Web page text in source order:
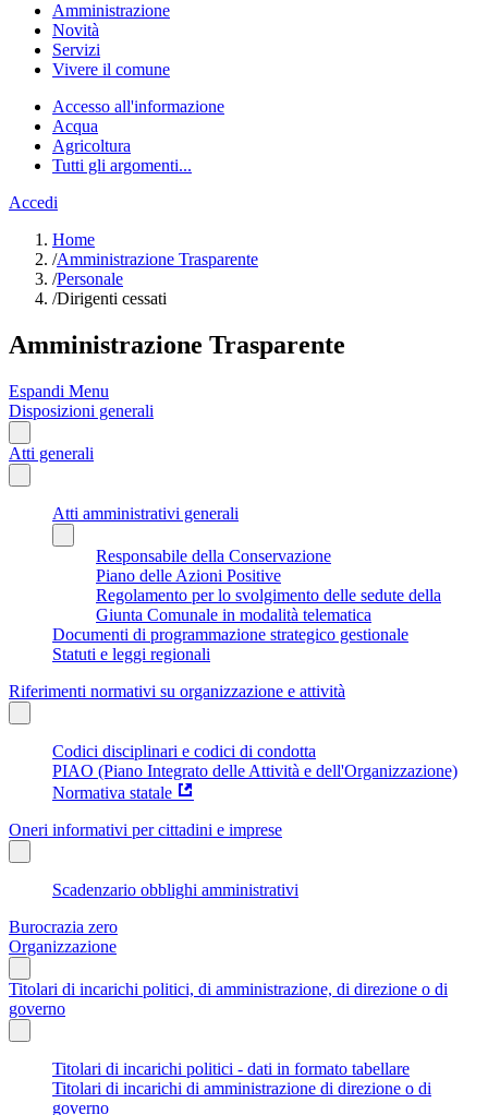
Amministrazione
Novità
Servizi
Vivere il comune
Accesso all'informazione
Acqua
Agricoltura
Tutti gli argomenti...
Accedi
Home
/Amministrazione Trasparente
/Personale
/Dirigenti cessati
Amministrazione Trasparente
Espandi Menu
Disposizioni generali
Atti generali
Atti amministrativi generali
Responsabile della Conservazione
Piano delle Azioni Positive
Regolamento per lo svolgimento delle sedute della
Giunta Comunale in modalità telematica
Documenti di programmazione strategico gestionale
Statuti e leggi regionali
Riferimenti normativi su organizzazione e attività
Codici disciplinari e codici di condotta
PIAO (Piano Integrato delle Attività e dell'Organizzazione)
Normativa statale
Oneri informativi per cittadini e imprese
Scadenzario obblighi amministrativi
Burocrazia zero
Organizzazione
Titolari di incarichi politici, di amministrazione, di direzione o di
governo
Titolari di incarichi politici - dati in formato tabellare
Titolari di incarichi di amministrazione di direzione o di
governo